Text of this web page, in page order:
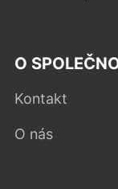
O
Kontakt
O nás